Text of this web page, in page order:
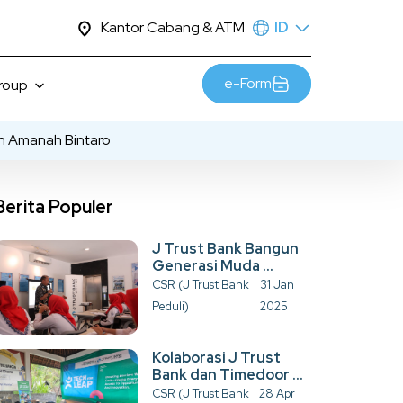
Kantor Cabang & ATM ID
JTrust
Kami
e-Form
Amanah Bintaro
Populer
J Trust Bank Bangun
Generasi Muda ...
CSR (J Trust Bank
Peduli)
31 Jan
2025
Kolaborasi J Trust
Bank dan Timedoor ...
CSR (J Trust Bank
28 Apr